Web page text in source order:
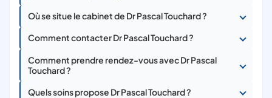
Où se situe le cabinet de Dr Pascal Touchard ?
Comment contacter Dr Pascal Touchard ?
Comment prendre rendez-vous avec Dr Pascal
Touchard ?
Quels soins propose Dr Pascal Touchard ?